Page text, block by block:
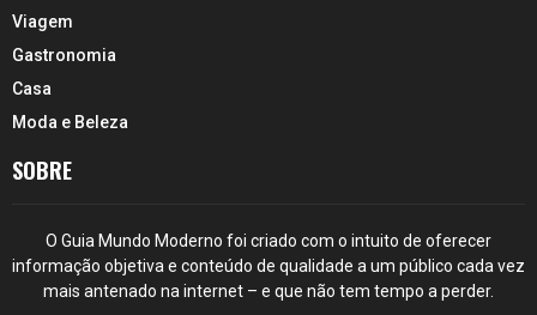
Viagem
Gastronomia
Casa
Moda e Beleza
SOBRE
O Guia Mundo Moderno foi criado com o intuito de oferecer
informação objetiva e conteúdo de qualidade a um público cada vez
mais antenado na internet – e que não tem tempo a perder.